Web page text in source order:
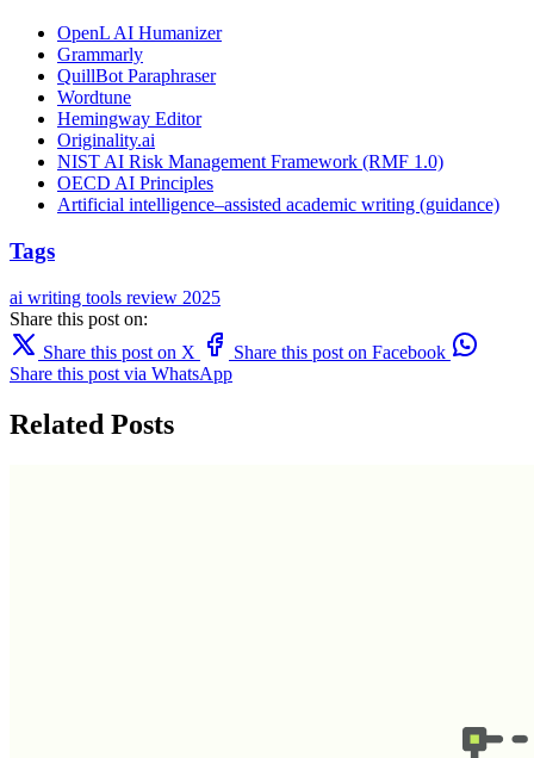
OpenL AI Humanizer
Grammarly
QuillBot Paraphraser
Wordtune
Hemingway Editor
Originality.ai
NIST AI Risk Management Framework (RMF 1.0)
OECD AI Principles
Artificial intelligence–assisted academic writing (guidance)
Tags
ai writing tools review 2025
Share this post on:
Share this post on X
Share this post on Facebook
Share this post via WhatsApp
Related Posts